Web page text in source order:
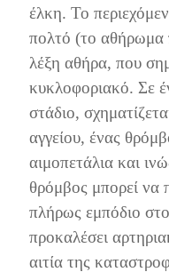
έλκη. Το
πολτό (το αθήρωμα
λέξη αθήρα, που
κυκλοφοριακό. Σε
στάδιο,
αγγείου, ένας
αιμοπετάλια και
θρόμβος μπορεί να
πλήρως εμπόδιο
προκαλέσει
αιτία της